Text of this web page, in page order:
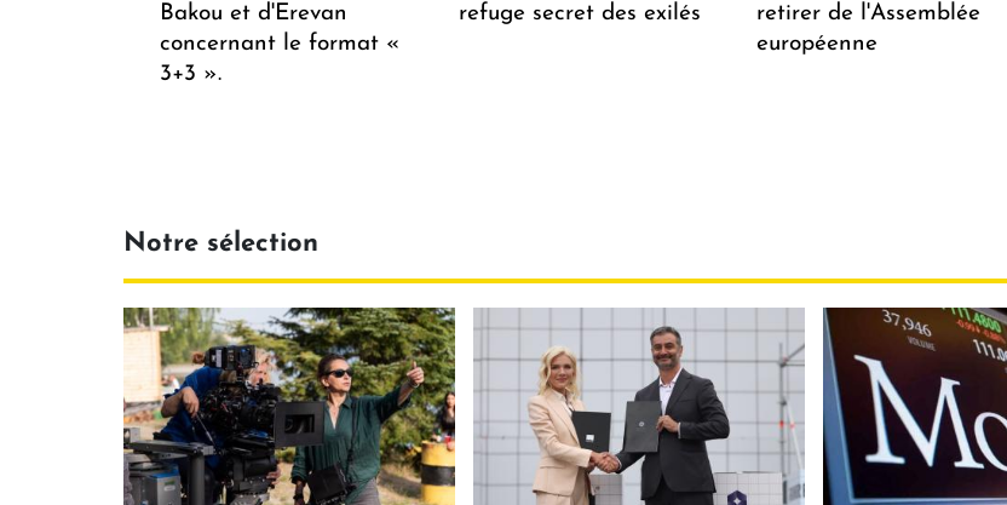
Bakou et d'Erevan
concernant le format «
3+3 ».
refuge secret des exilés
retirer de l'Assemblée
européenne
Notre sélection